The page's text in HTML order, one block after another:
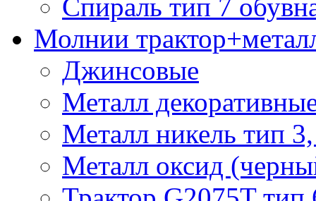
Спираль тип 7
Молнии
Джинсовые
Металл
Металл никель тип
Металл оксид